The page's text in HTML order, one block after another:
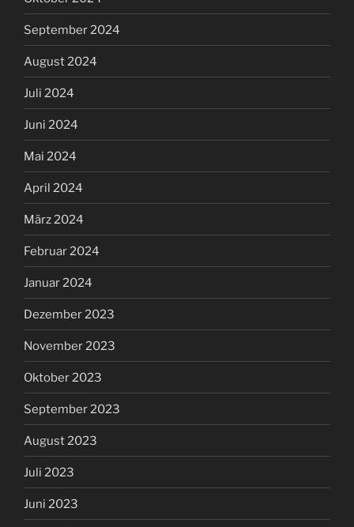
September 2024
August 2024
Juli 2024
Juni 2024
Mai 2024
April 2024
März 2024
Februar 2024
Januar 2024
Dezember 2023
November 2023
Oktober 2023
September 2023
August 2023
Juli 2023
Juni 2023